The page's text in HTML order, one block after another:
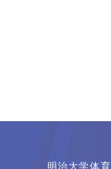
明治大学体